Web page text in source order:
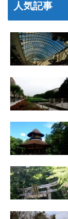
人気記事